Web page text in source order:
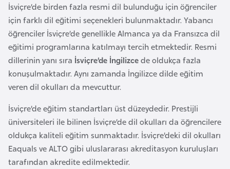
İsviçre’de birden fazla resmi dil bulunduğu için öğrenciler
için farklı dil eğitimi seçenekleri bulunmaktadır. Yabancı
öğrenciler İsviçre’de genellikle Almanca ya da Fransızca dil
eğitimi programlarına katılmayı tercih etmektedir. Resmi
dillerinin yanı sıra İsviçre’de İngilizcede oldukça fazla
konuşulmaktadır. Aynı zamanda İngilizce dilde eğitim
veren dil okulları da mevcuttur.
İsviçre’de eğitim standartları üst düzeydedir. Prestijli
üniversiteleri ile bilinen İsviçre’de dil okulları da öğrencilere
oldukça kaliteli eğitim sunmaktadır. İsviçre’deki dil okulları
Eaquals ve ALTO gibi uluslararası akreditasyon kuruluşları
tarafından akredite edilmektedir.
r
b
a
y
c
a
n
B
a
h
r